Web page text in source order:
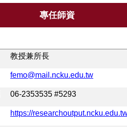
專任師資
教授兼所長
femo@mail.ncku.edu.tw
06-2353535 #5293
https://